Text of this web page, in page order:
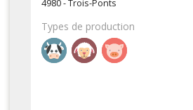
4980 - Trois-Ponts
Types de production